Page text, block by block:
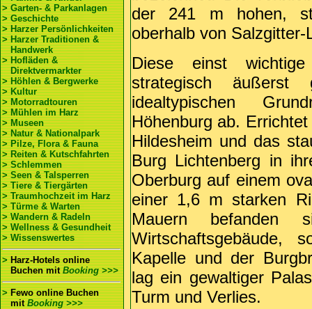
> Garten- & Parkanlagen
> Geschichte
> Harzer Persönlichkeiten
> Harzer Traditionen &
Handwerk
> Hofläden &
Direktvermarkter
> Höhlen & Bergwerke
> Kultur
> Motorradtouren
> Mühlen im Harz
> Museen
> Natur & Nationalpark
> Pilze, Flora & Fauna
> Reiten & Kutschfahrten
> Schlemmen
> Seen & Talsperren
> Tiere & Tiergärten
> Traumhochzeit im Harz
> Türme & Warten
> Wandern & Radeln
> Wellness & Gesundheit
> Wissenswertes
>Harz-Hotels online
Buchen mit Booking >>>
>Fewo online Buchen
mit Booking >>>
der 241 m hohen,
oberhalb von Salzgitter-
Diese einst
strategisch
idealtypischen
Höhenburg ab.
Hildesheim und das
Burg Lichtenberg in
Oberburg auf einem
einer 1,6 m starken
Mauern befanden
Wirtschaftsgebäude,
Kapelle und der
lag ein gewaltiger
Turm und Verlies.